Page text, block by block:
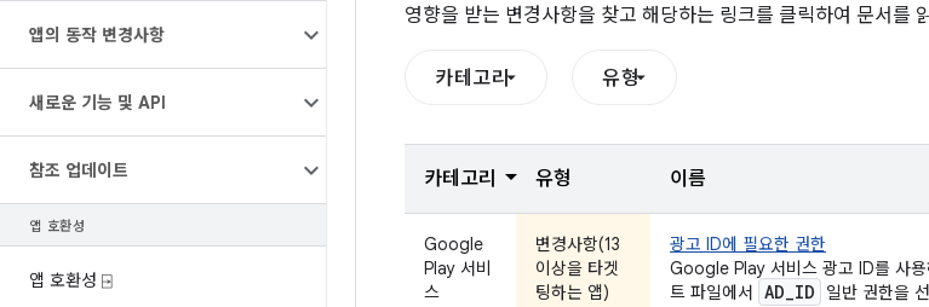
앱의 동작 변경사항
새로운 기능 및 API
참조 업데이트
앱 호환성
앱 호환성 ⍈
영향을 받는 변경사항을 찾고 해당하는 링크를 클릭하여 문서를
카테고리 유형
카테고리 유형 이름
Google
Play 서비
스
변경사항(13
이상을 타겟
팅하는 앱)
광고 ID에 필요한 권한
Google Play 서비스 광고 ID를 사
트 파일에서 AD_ID 일반 권한을